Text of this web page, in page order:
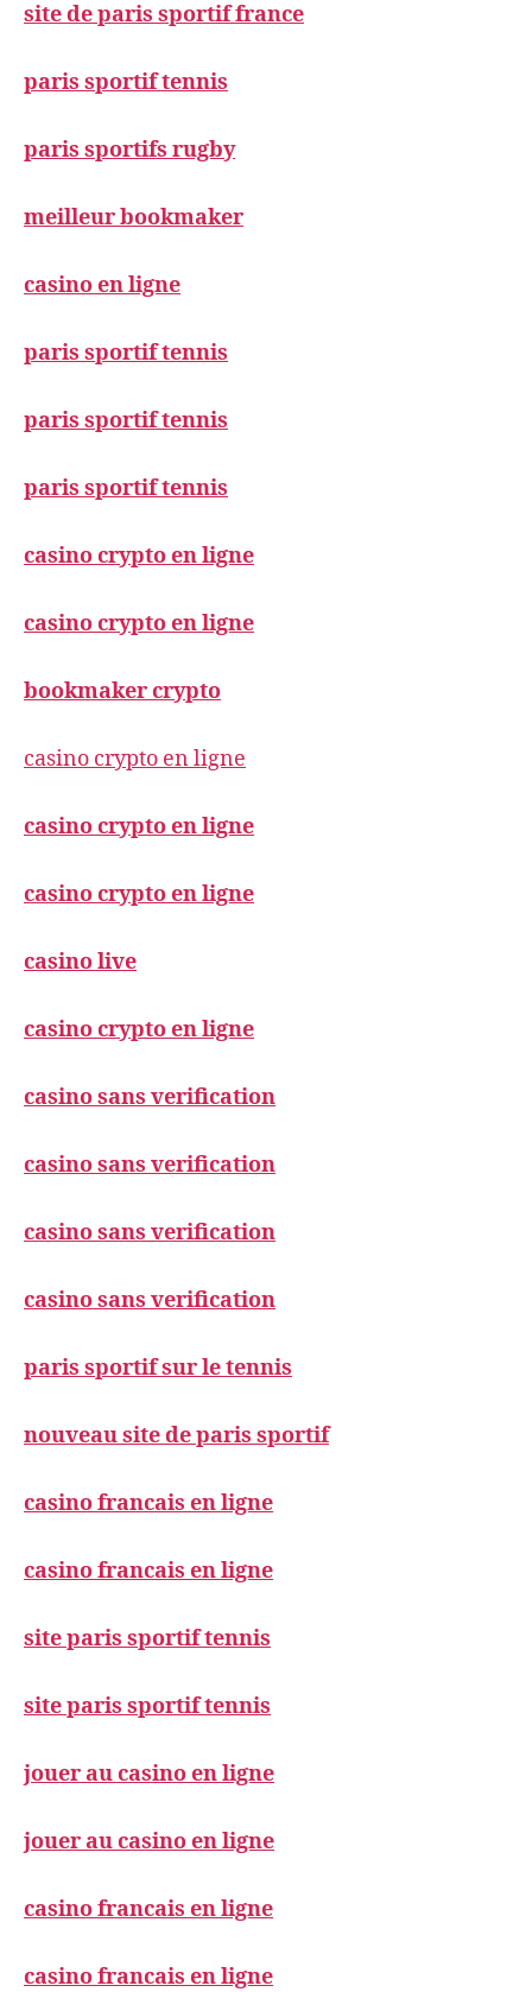
site de paris sportif france
paris sportif tennis
paris sportifs rugby
meilleur bookmaker
casino en ligne
paris sportif tennis
paris sportif tennis
paris sportif tennis
casino crypto en ligne
casino crypto en ligne
bookmaker crypto
casino crypto en ligne
casino crypto en ligne
casino crypto en ligne
casino live
casino crypto en ligne
casino sans verification
casino sans verification
casino sans verification
casino sans verification
paris sportif sur le tennis
nouveau site de paris sportif
casino francais en ligne
casino francais en ligne
site paris sportif tennis
site paris sportif tennis
jouer au casino en ligne
jouer au casino en ligne
casino francais en ligne
casino francais en ligne